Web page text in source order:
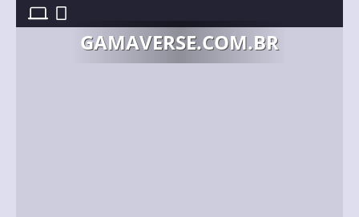
GAMAVERSE.COM.BR
DR. PSYCHO: HOSPITAL ESCAPE 2 //